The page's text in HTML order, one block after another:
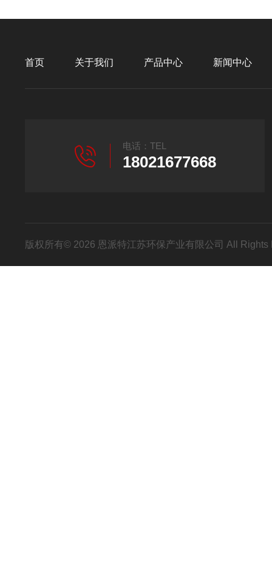
首页 关于我们 产品中心 新闻中心
电话：TEL
18021677668
版权所有© 2026 恩派特江苏环保产业有限公司 All